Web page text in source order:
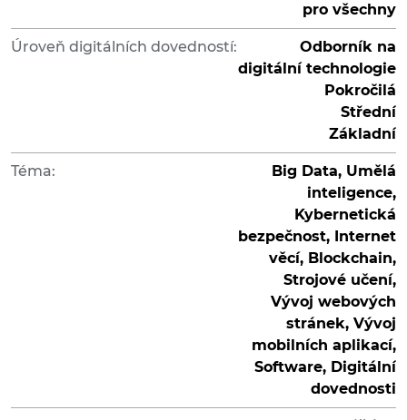
pro všechny
Úroveň digitálních dovedností:
Odborník na
digitální technologie
Pokročilá
Střední
Základní
Téma:
Big Data, Umělá
inteligence,
Kybernetická
bezpečnost, Internet
věcí, Blockchain,
Strojové učení,
Vývoj webových
stránek, Vývoj
mobilních aplikací,
Software, Digitální
dovednosti